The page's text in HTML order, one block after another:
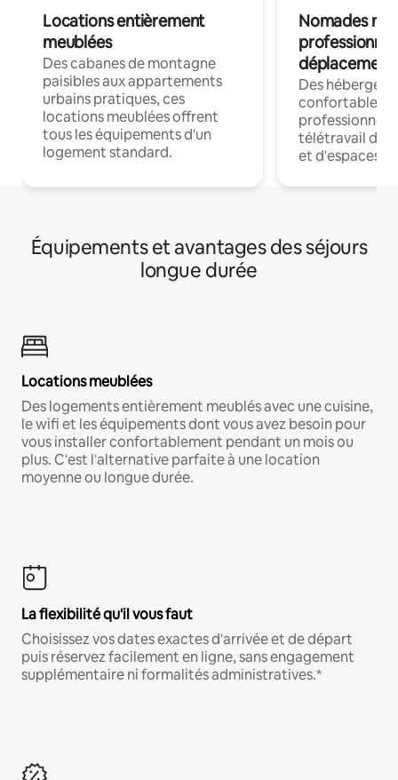
Locations entièrement
meublées
Des cabanes de montagne
paisibles aux appartements
urbains pratiques, ces
locations meublées offrent
tous les équipements d'un
logement standard.
Nomades
déplacement
Des
confortables
professionnels
télétravail
et d'espaces
Équipements et avantages des séjours
longue durée
Locations meublées
Des logements entièrement meublés avec une cuisine,
le wifi et les équipements dont vous avez besoin pour
vous installer confortablement pendant un mois ou
plus. C'est l'alternative parfaite à une location
moyenne ou longue durée.
La flexibilité qu'il vous faut
Choisissez vos dates exactes d'arrivée et de départ
puis réservez facilement en ligne, sans engagement
supplémentaire ni formalités administratives.*